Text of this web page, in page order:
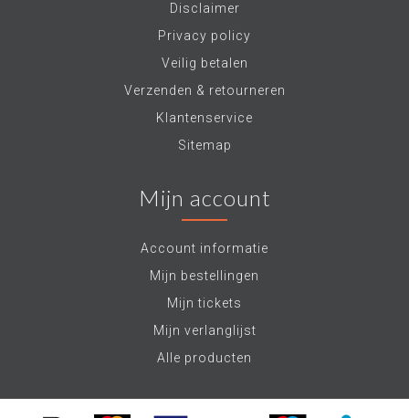
Disclaimer
Privacy policy
Veilig betalen
Verzenden & retourneren
Klantenservice
Sitemap
Mijn account
Account informatie
Mijn bestellingen
Mijn tickets
Mijn verlanglijst
Alle producten